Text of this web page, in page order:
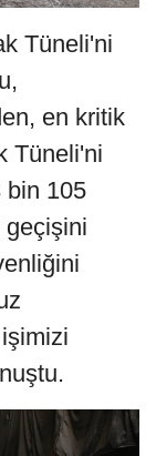
Tüneli'ni
en kritik
Tüneli'ni
bin 105
geçişini